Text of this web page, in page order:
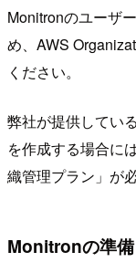
Monitronのユーザ
め、AWS
ください。
弊社が提供している
を作成する場合に
織管理プラン」が
Monitronの準備